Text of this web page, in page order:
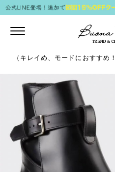
Toggle
（キレイめ、モードにおすす